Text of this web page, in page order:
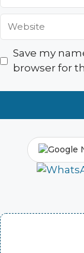
Website
Save my
browser for